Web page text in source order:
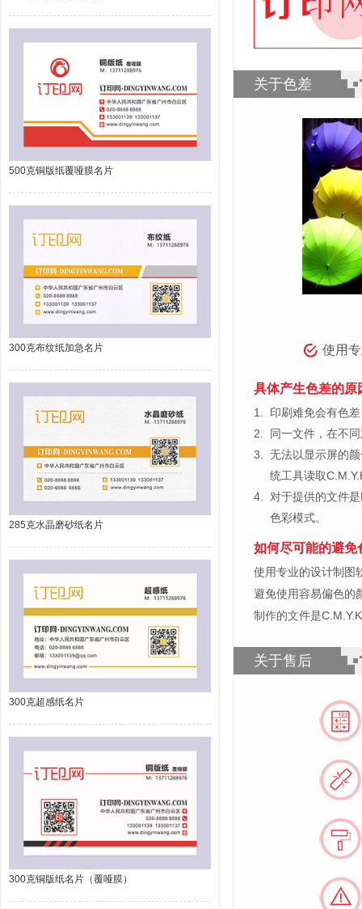
500克铜版纸覆哑膜名片
300克布纹纸加急名片
285克水晶磨砂纸名片
300克超感纸名片
300克铜版纸名片（覆哑膜）
关于色差
使用
具体产生色差的原
1.
印刷难免会有色
2.
同一文件，在不
3.
无法以显示屏的
统工具读取
4.
对于提供的文件
色彩模式。
如何尽可能的避免
使用专业的设计制图
避免使用容易偏色的
制作的文件是
关于售后